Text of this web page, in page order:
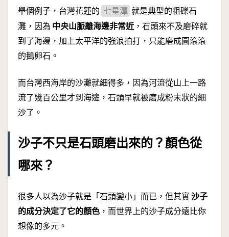
舉個例子，台灣花蓮的 七星潭 就是典型的粗礫石
灘，因為 中央山脈離海邊非常近 ，石頭來不及磨碎就
到了海邊，加上太平洋的強浪拍打，只能磨成圓滾滾
的鵝卵石。
而台灣西海岸的沙灘就細得多，因為河流從山上一路
流了幾百公里才到海邊，石頭早就被磨成粉末狀的細
沙了。
沙子不只是石頭磨出來的？顏色從
哪來？
很多人以為沙子就是「石頭變小」而已，但其實沙子
的成分決定了它的顏色 ，而世界上的沙子成分遠比你
想像的多元。